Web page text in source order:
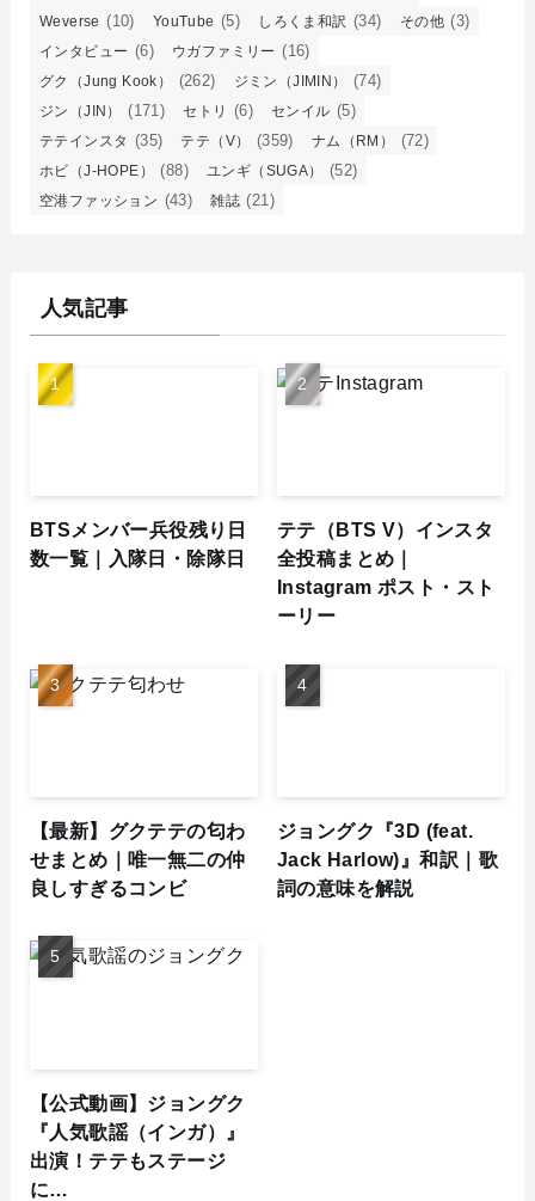
Weverse (10) YouTube (5) しろくま和訳 (34) その他 (3)
インタビュー (6) ウガファミリー (16)
グク（Jung Kook） (262) ジミン（JIMIN） (74)
ジン（JIN） (171) セトリ (6) センイル (5)
テテインスタ (35) テテ（V） (359) ナム（RM） (72)
ホビ（J-HOPE） (88) ユンギ（SUGA） (52)
空港ファッション (43) 雑誌 (21)
人気記事
BTSメンバー兵役残り日
数一覧｜入隊日・除隊日
テテ（BTS V）インスタ
全投稿まとめ｜
Instagram ポスト・スト
ーリー
【最新】グクテテの匂わ
せまとめ｜唯一無二の仲
良しすぎるコンビ
ジョングク『3D (feat.
Jack Harlow)』和訳｜歌
詞の意味を解説
【公式動画】ジョングク
『人気歌謡（インガ）』
出演！テテもステージ
に…